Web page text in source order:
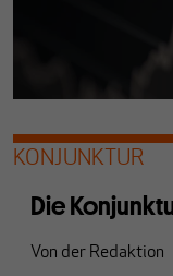
KONJUNKTUR
Die
Von der Redaktion